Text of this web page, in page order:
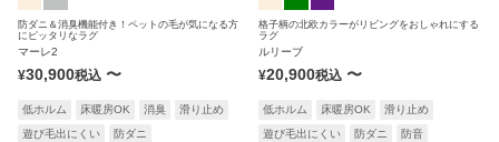
防ダニ＆消臭機能付き！ペットの毛が気になる方
にピッタリなラグ
マーレ2
¥30,900税込 〜
低ホルム 床暖房OK 消臭
滑り止め
遊び毛出にくい
防ダニ
格子柄の北欧カラーがリビングをおしゃれにする
ラグ
ルリーブ
¥20,900税込 〜
低ホルム 床暖房OK
滑り止め
遊び毛出にくい
防ダニ 防音